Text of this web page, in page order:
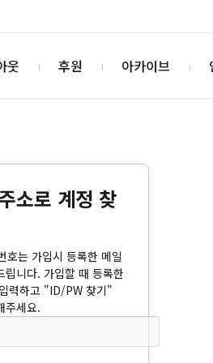
웃 후원 아카이브
소로 계정 찾
호는 가입시 등록한 메일
립니다. 가입할 때 등록한
력하고 "ID/PW 찾기"
주세요.